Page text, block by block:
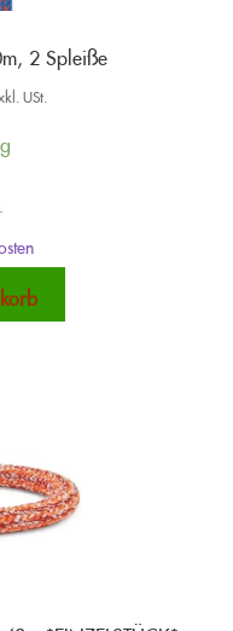
gewählt
2 Spleiße
USt.